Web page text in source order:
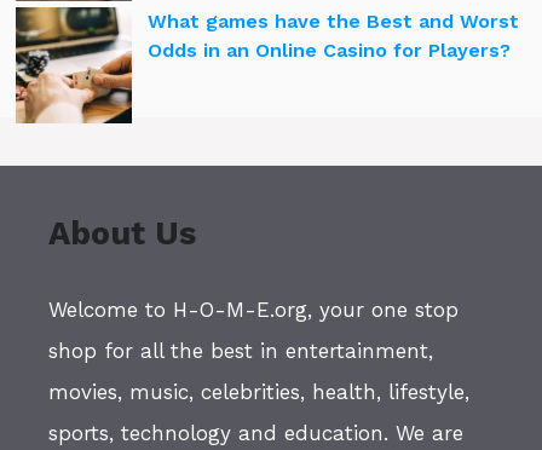
What games have the Best and Worst
Odds in an Online Casino for Players?
About Us
Welcome to H-O-M-E.org, your one stop
shop for all the best in entertainment,
movies, music, celebrities, health, lifestyle,
sports, technology and education. We are